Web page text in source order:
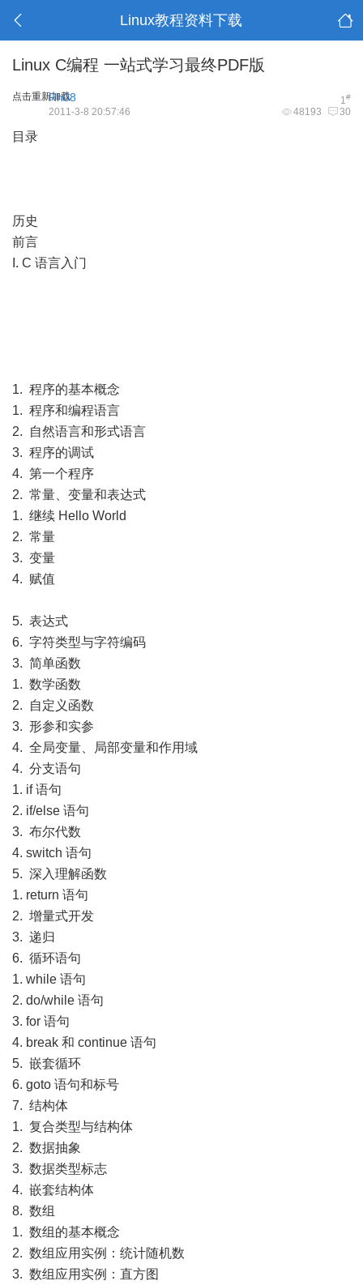
Linux教程资料下载
Linux C编程 一站式学习最终PDF版
点击重新加载 1#
Rh08
48193 30
2011-3-8 20:57:46
目录
历史
前言
I. C 语言入门
1. 程序的基本概念
1. 程序和编程语言
2. 自然语言和形式语言
3. 程序的调试
4. 第一个程序
2. 常量、变量和表达式
1. 继续 Hello World
2. 常量
3. 变量
4. 赋值
5. 表达式
6. 字符类型与字符编码
3. 简单函数
1. 数学函数
2. 自定义函数
3. 形参和实参
4. 全局变量、局部变量和作用域
4. 分支语句
1. if 语句
2. if/else 语句
3. 布尔代数
4. switch 语句
5. 深入理解函数
1. return 语句
2. 增量式开发
3. 递归
6. 循环语句
1. while 语句
2. do/while 语句
3. for 语句
4. break 和 continue 语句
5. 嵌套循环
6. goto 语句和标号
7. 结构体
1. 复合类型与结构体
2. 数据抽象
3. 数据类型标志
4. 嵌套结构体
8. 数组
1. 数组的基本概念
2. 数组应用实例：统计随机数
3. 数组应用实例：直方图